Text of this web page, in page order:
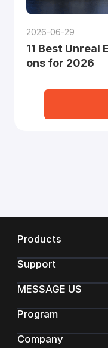
2026-06-29
11 Best Unreal
ons for 2026
Products
Support
MESSAGE US
Program
Company